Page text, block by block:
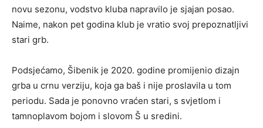
novu sezonu, vodstvo kluba napravilo je sjajan posao.
Naime, nakon pet godina klub je vratio svoj prepoznatljivi
stari grb.
Podsjećamo, Šibenik je 2020. godine promijenio dizajn
grba u crnu verziju, koja ga baš i nije proslavila u tom
periodu. Sada je ponovno vraćen stari, s svjetlom i
tamnoplavom bojom i slovom Š u sredini.